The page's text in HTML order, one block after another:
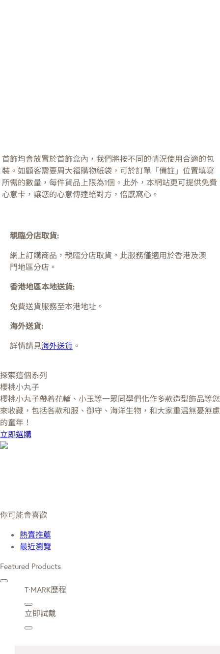
首飾均會放置於首飾盒內，我們將按不同的情況使用合適的包
裝。如顧客需要周大福購物紙袋，可於訂單「備註」位置填寫
所需的數量，每件貨品上限為1個。此外，本網站更可提供免費
心意卡，讓您的心意傳達給對方，倍感窩心。
親臨分店取貨:
網上訂購商品，親臨分店取貨。此服務僅適用於香港及澳
門地區分店。
香港地區本地送貨:
免費送貨服務至本港地址。
海外送貨:
詳情請見海外送貨 。
探索這個系列
櫻桃小丸子
櫻桃小丸子帶着花輪、小玉等一眾同學們化作多款造型飾品等您
來收藏，包括各款和服、御守、海洋生物，和大家重温無憂無慮
的童年！
立即選購
你可能會喜歡
熱賣推薦
最近瀏覽
Featured Products
T·MARK歷程
立即試戴